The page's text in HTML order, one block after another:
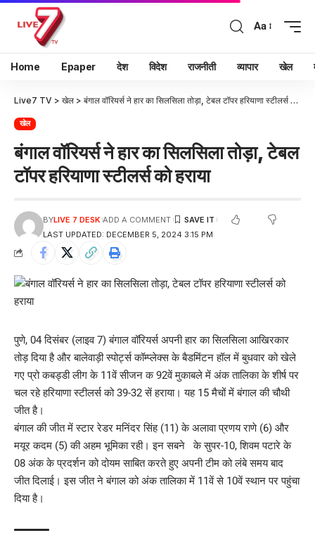
Aa
Home Epaper देश विदेश राजनीती व्यापार खेल
Live7 TV > खेल > बंगाल वॉरियर्स ने हार का सिलसिला तोड़ा, टेबल टॉपर हरियाणा स्टीलर्स को हराया
खेल
बंगाल वॉरियर्स ने हार का सिलसिला तोड़ा, टेबल
टॉपर हरियाणा स्टीलर्स को हराया
LAST UPDATED: DECEMBER 5, 2024 3:15 PM
BYLIVE 7 DESK ADD A COMMENT
पुणे, 04 दिसंबर (लाइव 7) बंगाल वॉरियर्स अपनी हार का सिलसिला आखिरकार
तोड़ दिया है और बालेवाड़ी स्पोर्ट्स कॉम्प्लेक्स के बैडमिंटन हॉल में बुधवार को खेले
गए प्रो कबड्डी लीग के 11वें सीजन क 92वें मुकाबले में अंक तालिका के शीर्ष पर
चल रहे हरियाणा स्टीलर्स को 39-32 सें हराया। यह 15 मैचों में बंगाल की चौथी
जीत है।
बंगाल की जीत में स्टार रेडर मनिंदर सिंह (11) के अलावा प्रणय राणे (6) और
मयूर कदम (5) की अहम भूमिका रही। इन सबने के सुपर-10, शिवम पटारे के
08 अंक के प्रदर्शन को दोयम साबित करते हुए अपनी टीम को लंबे समय बाद
जीत दिलाई। इस जीत ने बंगाल को अंक तालिका में 11वें से 10वें स्थान पर पहुंचा
दिया है।